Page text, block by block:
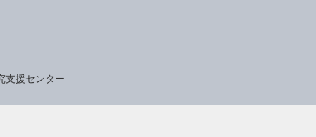
支援センター